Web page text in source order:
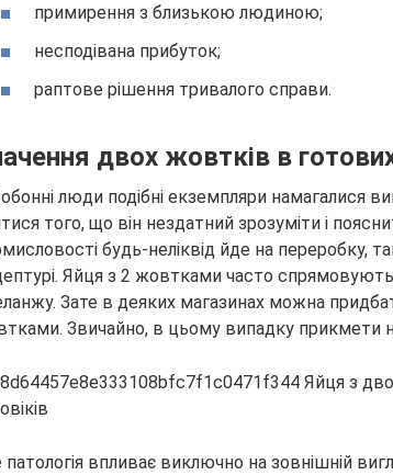
примирення з близькою людиною;
несподівана прибуток;
раптове рішення тривалого справи.
двох жовтків в
люди подібні екземпляри намагалися
того, що він нездатний зрозуміти і
будь-неліквід йде на переробку,
Яйця з 2 жовтками часто
Зате в деяких магазинах можна
Звичайно, в цьому випадку прикмети
патологія впливає виключно на зовнішній